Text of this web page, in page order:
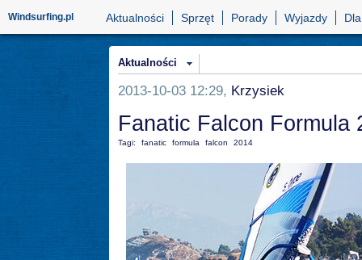
Windsurfing.pl Aktualności Sprzęt Porady Wyjazdy
Aktualności
2013-10-03 12:29, Krzysiek
Fanatic Falcon Formula
Tagi: fanatic formula falcon 2014